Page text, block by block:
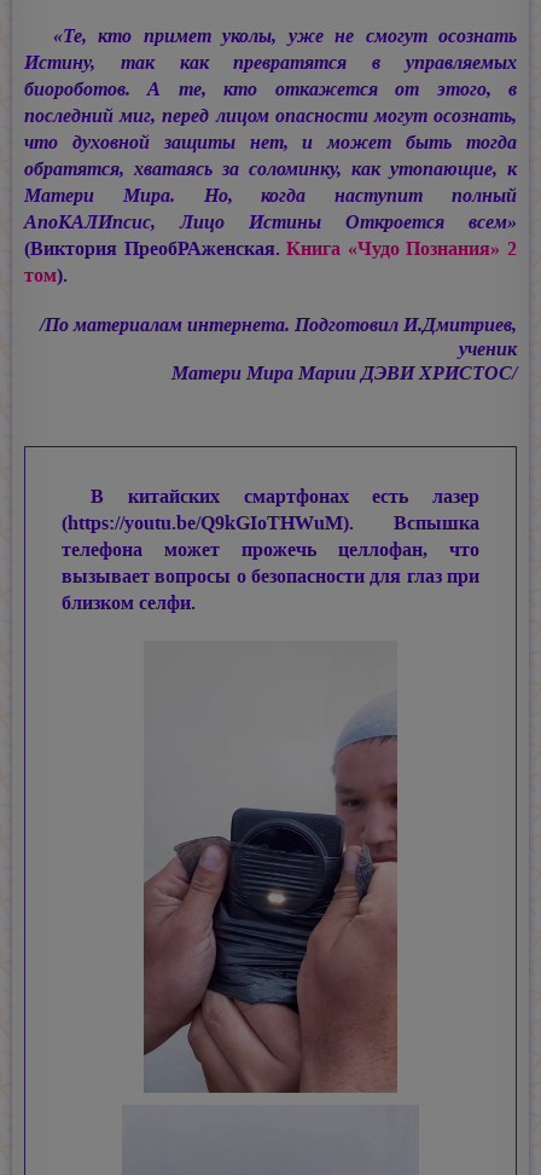
«Те, кто примет уколы, уже не смогут осознать
Истину, так как превратятся в управляемых
биороботов. А те, кто откажется от этого, в
последний миг, перед лицом опасности могут осознать,
что духовной защиты нет, и может быть тогда
обратятся, хватаясь за соломинку, как утопающие, к
Матери Мира. Но, когда наступит полный
АпоКАЛИпсис, Лицо Истины Откроется всем»
(Виктория ПреобРАженская.Книга «Чудо Познания» 2
том).
/По материалам интернета. Подготовил И.Дмитриев,
ученик
Матери МираМарии ДЭВИ ХРИСТОС/
В китайских смартфонах есть лазер
(https://youtu.be/Q9kGIoTHWuM). Вспышка
телефона может прожечь целлофан, что
вызывает вопросы о безопасности для глаз при
близком селфи.